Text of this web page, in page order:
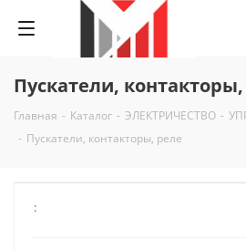
Пускатели,
Главная - Каталог - ЭЛЕКТРИЧЕСТВО -
- Пускатели, контакторы, реле
: